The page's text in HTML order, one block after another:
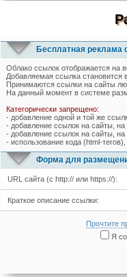
Бесплатная реклама
Облако ссылок отображается на
Добавляемая ссылка становится
Принимаются ссылки на сайты
На данный момент в системе
Категорически запрещено:
- добавление одной и той же
- добавление ссылок на сайты, на
- добавление ссылок на сайты, на
- использование кода (html-
Форма для
URL сайта (с http:// или https://):
Краткое описание ссылки:
Прочтите
Я